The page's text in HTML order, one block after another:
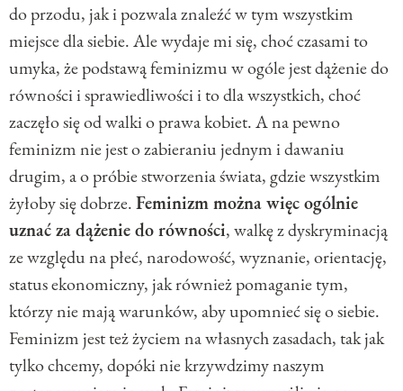
do przodu, jak i pozwala znaleźć w tym wszystkim
miejsce dla siebie. Ale wydaje mi się, choć czasami to
umyka, że podstawą feminizmu w ogóle jest dążenie do
równości i sprawiedliwości i to dla wszystkich, choć
zaczęło się od walki o prawa kobiet. A na pewno
feminizm nie jest o zabieraniu jednym i dawaniu
drugim, a o próbie stworzenia świata, gdzie wszystkim
żyłoby się dobrze.Feminizm można więc ogólnie
uznać za dążenie do równości, walkę z dyskryminacją
ze względu na płeć, narodowość, wyznanie, orientację,
status ekonomiczny, jak również pomaganie tym,
którzy nie mają warunków, aby upomnieć się o siebie.
Feminizm jest też życiem na własnych zasadach, tak jak
tylko chcemy, dopóki nie krzywdzimy naszym